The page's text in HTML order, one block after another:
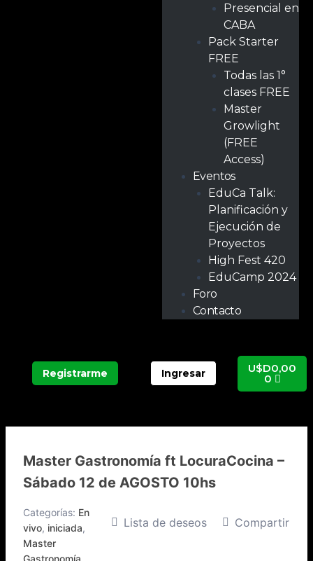
Presencial en
CABA
Pack Starter
FREE
Todas las 1°
clases FREE
Master
Growlight
(FREE
Access)
Eventos
EduCa Talk:
Planificación y
Ejecución de
Proyectos
High Fest 420
EduCamp 2024
Foro
Contacto
Registrarme Ingresar U$D0,00
0
Master Gastronomía ft LocuraCocina –
Sábado 12 de AGOSTO 10hs
Categorías: En
vivo, iniciada,
Master
Gastronomía
Lista de deseos Compartir